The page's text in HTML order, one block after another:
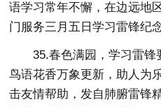
语学习常年不懈，在边远地
门服务三月五日学习雷锋纪
35.春色满园，学习雷锋
鸟语花香万象更新，助人为
击友情帮助，发自肺腑雷锋